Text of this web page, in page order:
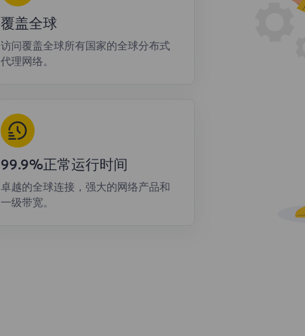
覆盖全球
访问覆盖全球所有国家的全球分布式
代理网络。
99.9%正常运行时间
卓越的全球连接，强大的网络产品和
一级带宽。